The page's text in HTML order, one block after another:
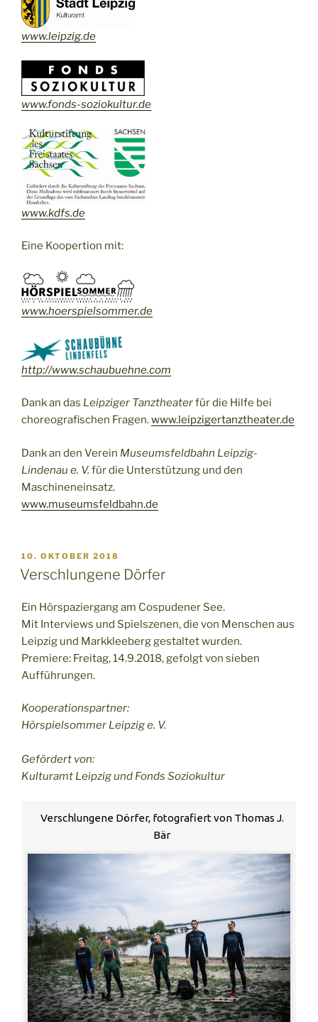
www.leipzig.de
www.fonds-soziokultur.de
www.kdfs.de
Eine Koopertion mit:
www.hoerspielsommer.de
http://www.schaubuehne.com
Dank an das Leipziger Tanztheaterfür die Hilfe bei
choreografischen Fragen.www.leipzigertanztheater.de
Dank an den Verein Museumsfeldbahn Leipzig-
Lindenau e. V. für die Unterstützung und den
Maschineneinsatz.
www.museumsfeldbahn.de
VERÖFFENTLICHT
AM
10. OKTOBER 2018
Verschlungene Dörfer
Ein Hörspaziergang am Cospudener See.
Mit Interviews und Spielszenen, die von Menschen aus
Leipzig und Markkleeberg gestaltet wurden.
Premiere: Freitag, 14.9.2018, gefolgt von sieben
Aufführungen.
Kooperationspartner:
Hörspielsommer Leipzig e. V.
Gefördert von:
Kulturamt Leipzig und Fonds Soziokultur
Verschlungene Dörfer, fotografiert von Thomas J.
Bär